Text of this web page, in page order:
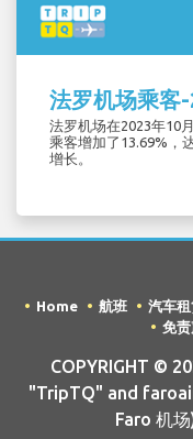
法罗机场乘客
法罗机场在2023年10
乘客增加了13.69%，
增长。
Home 航班 汽车租
免责
COPYRIGHT ©
"TripTQ" and
Faro 机